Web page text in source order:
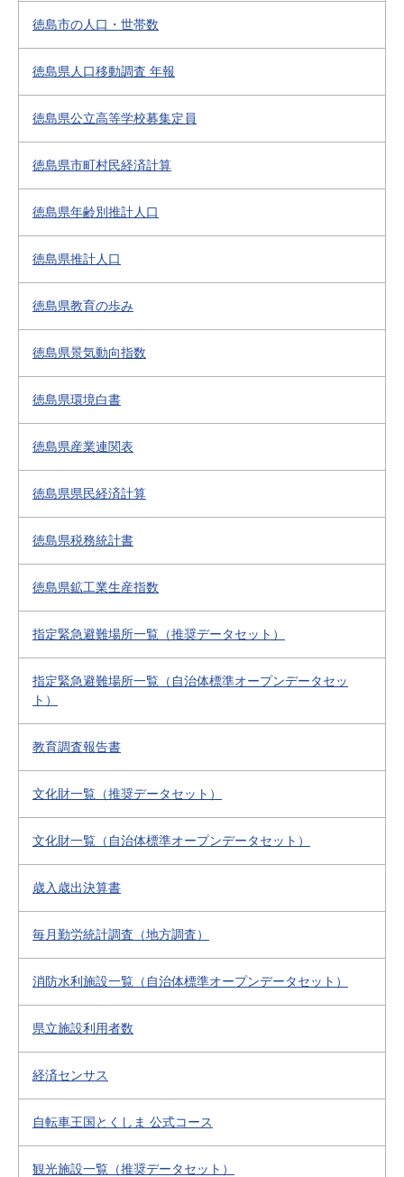
徳島市の人口・世帯数
徳島県人口移動調査 年報
徳島県公立高等学校募集定員
徳島県市町村民経済計算
徳島県年齢別推計人口
徳島県推計人口
徳島県教育の歩み
徳島県景気動向指数
徳島県環境白書
徳島県産業連関表
徳島県県民経済計算
徳島県税務統計書
徳島県鉱工業生産指数
指定緊急避難場所一覧（推奨データセット）
指定緊急避難場所一覧（自治体標準オープンデータセッ
ト）
教育調査報告書
文化財一覧（推奨データセット）
文化財一覧（自治体標準オープンデータセット）
歳入歳出決算書
毎月勤労統計調査（地方調査）
消防水利施設一覧（自治体標準オープンデータセット）
県立施設利用者数
経済センサス
自転車王国とくしま 公式コース
観光施設一覧（推奨データセット）